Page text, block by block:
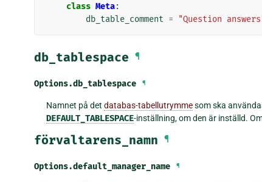
class Meta:
db_table_comment = "Question
db_tablespace ¶
Options.db_tablespace ¶
Namnet på det databas-tabellutrymmesom ska
DEFAULT_TABLESPACE-inställning, om den är inställd.
förvaltarens_namn ¶
Options.default_manager_name ¶